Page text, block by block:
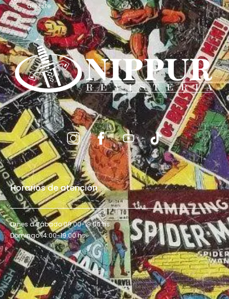
del Este
Horarios de atención
Lunes a Sábado 09:00-19:00 hs.
Domingo 14:00-19:00 hs.